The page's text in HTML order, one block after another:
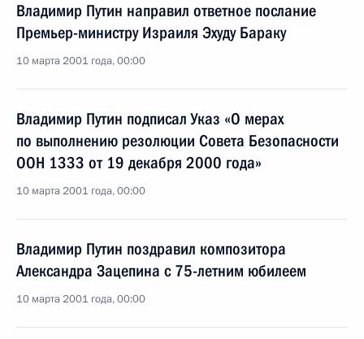
Владимир Путин направил ответное послание
Премьер-министру Израиля Эхуду Бараку
10 марта 2001 года, 00:00
Владимир Путин подписал Указ «О мерах
по выполнению резолюции Совета Безопасности
ООН 1333 от 19 декабря 2000 года»
10 марта 2001 года, 00:00
Владимир Путин поздравил композитора
Александра Зацепина с 75-летним юбилеем
10 марта 2001 года, 00:00